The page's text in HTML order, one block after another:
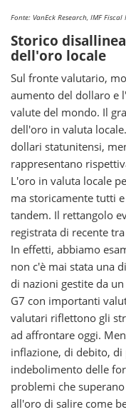
Fonte: VanEck Research, IMF
Storico
dell'oro locale
Sul fronte valutario,
aumento del dollaro e
valute del mondo. Il
dell'oro in valuta
dollari statunitensi,
rappresentano
L'oro in valuta locale
ma storicamente tutti
tandem. Il rettangolo
registrata di recente
In effetti, abbiamo
non c'è mai stata una
di nazioni gestite da
G7 con importanti
valutari riflettono gli
ad affrontare oggi.
inflazione, di debito,
indebolimento delle
problemi che
all'oro di salire come